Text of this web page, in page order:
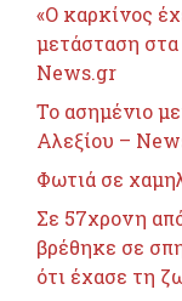
«Ο καρκίνος
μετάσταση στα
News.gr
Το ασημένιο
Αλεξίου –
Φωτιά σε
Σε 57χρονη
βρέθηκε σε
ότι έχασε τη